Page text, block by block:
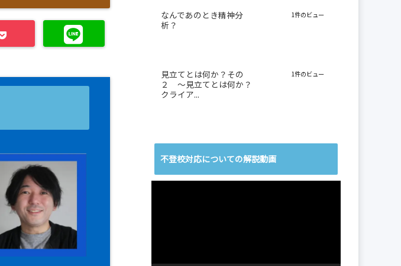
なんであのとき精神分
析？
1件のビュー
見立てとは何か？その
２ 〜見立てとは何か？
クライア...
1件のビュー
不登校対応についての解説動画